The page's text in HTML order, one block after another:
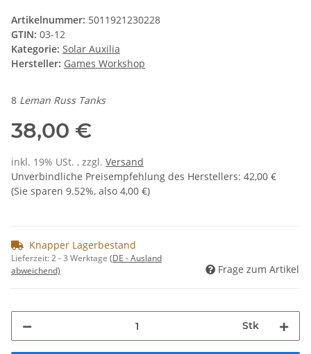
Artikelnummer: 5011921230228
GTIN: 03-12
Kategorie: Solar Auxilia
Hersteller: Games Workshop
8 Leman Russ Tanks
38,00 €
inkl. 19% USt. , zzgl. Versand
Unverbindliche Preisempfehlung des Herstellers: 42,00 €
(Sie sparen 9.52%, also 4,00 €)
Knapper Lagerbestand
Lieferzeit:2 - 3 Werktage (DE - Ausland
abweichend)
Frage zum Artikel
Stk